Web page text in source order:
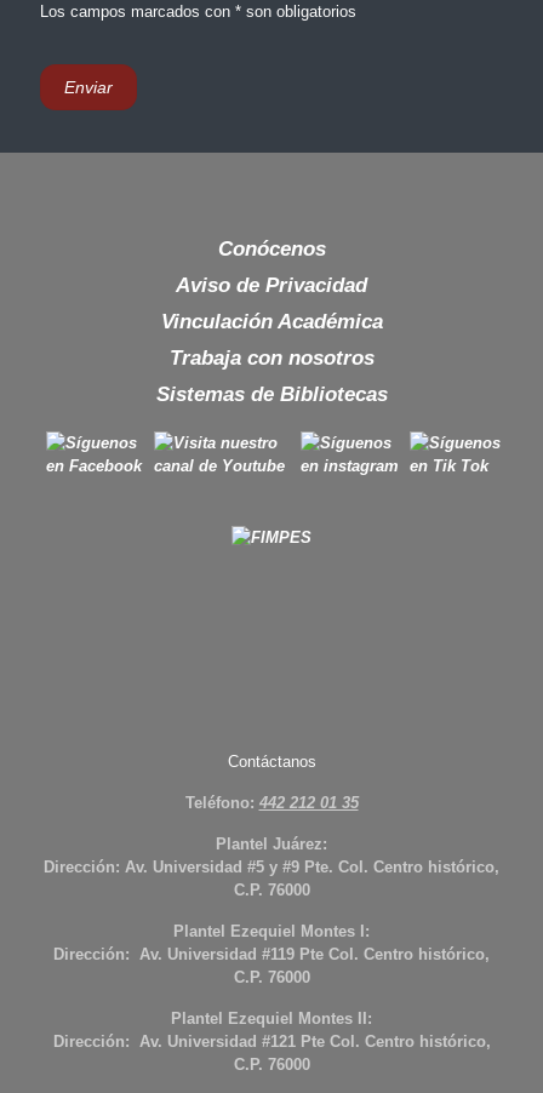
Los campos marcados con * son obligatorios
Conócenos
Aviso de Privacidad
Vinculación Académica
Trabaja con nosotros
Sistemas de Bibliotecas
Contáctanos
Teléfono: 442 212 01 35
Plantel Juárez:
Dirección: Av. Universidad #5 y #9 Pte. Col. Centro histórico,
C.P. 76000
Plantel Ezequiel Montes I:
Dirección: Av. Universidad #119 Pte Col. Centro histórico,
C.P. 76000
Plantel Ezequiel Montes II:
Dirección: Av. Universidad #121 Pte Col. Centro histórico,
C.P. 76000